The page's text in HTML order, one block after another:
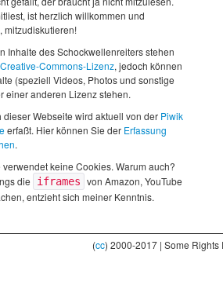
ist herzlich willkommen und
mitzudiskutieren!
Inhalte des Schockwellenreiters stehen
Creative-Commons-Lizenz, jedoch können
(speziell Videos, Photos und sonstige
einer anderen Lizenz stehen.
dieser Webseite wird aktuell von der Piwik
erfaßt. Hier können Sie der Erfassung
.
verwendet keine Cookies. Warum auch?
die
iframes von Amazon, YouTube
entzieht sich meiner Kenntnis.
(cc) 2000-2017 | Some